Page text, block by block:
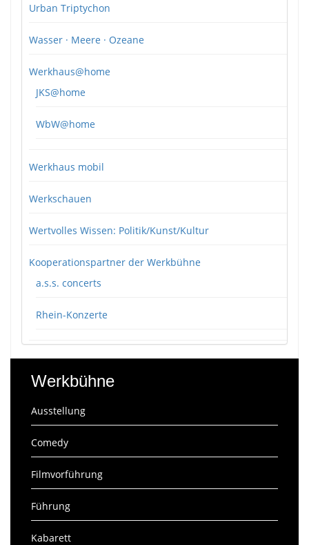
Urban Triptychon
Wasser · Meere · Ozeane
Werkhaus@home
JKS@home
WbW@home
Werkhaus mobil
Werkschauen
Wertvolles Wissen: Politik/Kunst/Kultur
Kooperationspartner der Werkbühne
a.s.s. concerts
Rhein-Konzerte
Werkbühne
Ausstellung
Comedy
Filmvorführung
Führung
Kabarett